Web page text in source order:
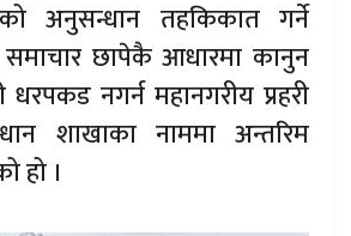
अनुसन्धान तहकिकात गर्ने
छापेकै आधारमा कानुन
धरपकड नगर्न महानगरीय प्रहरी
शाखाका नाममा अन्तरिम
हो ।